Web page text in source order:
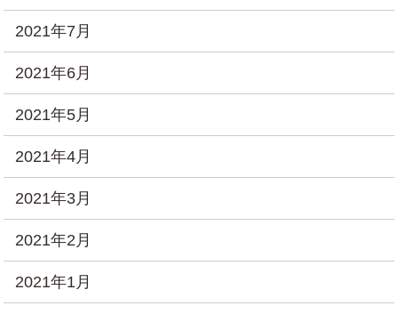
2021年7月
2021年6月
2021年5月
2021年4月
2021年3月
2021年2月
2021年1月